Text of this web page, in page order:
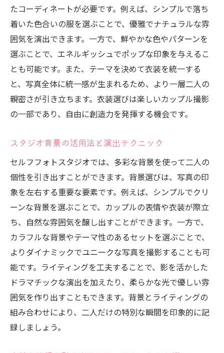
たコーディネートが必要です。例えば、シンプルで落ち
着いた色合いの服を選ぶことで、優雅でナチュラルな雰
囲気を演出できます。一方で、鮮やかな色やパターンを
選ぶことで、エネルギッシュでポップな印象を与えるこ
とも可能です。また、テーマを決めて衣装を統一する
と、写真全体に統一感が生まれるため、より一層二人の
親密さが引き立ちます。衣装選びは楽しいカップル撮影
の一部であり、自由に創造力を発揮する機会です。
スタジオ背景の活用法と演出テクニック
セルフフォトスタジオでは、多彩な背景を使って二人の
個性を引き出すことができます。背景選びは、写真の印
象を左右する重要な要素です。例えば、シンプルでクリ
ーンな背景を選ぶことで、カップルの表情や衣装が際立
ち、自然な雰囲気を醸し出すことができます。一方で、
カラフルな背景やテーマ性のあるセットを選ぶことで、
よりダイナミックでユニークな写真を撮影することも可
能です。ライティングを工夫することで、影を活かした
ドラマチックな演出を加えたり、柔らかな光で優しい雰
囲気を作り出すこともできます。背景とライティングの
組み合わせにより、二人だけの特別な瞬間を印象的に記
録しましょう。